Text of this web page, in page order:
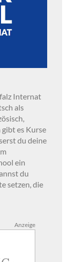
Internat
als
es Kurse
du deine
ein
du
setzen, die
Anzeige